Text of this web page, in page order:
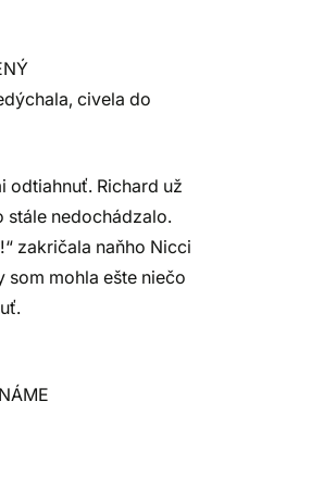
civela do
odtiahnuť. Richard už
stále nedochádzalo.
zakričala naňho Nicci
som mohla ešte niečo